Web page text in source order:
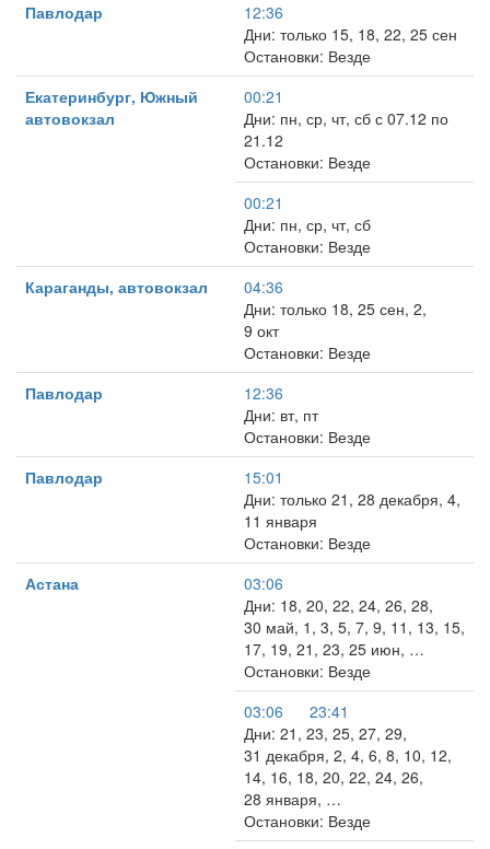
Павлодар
12:36
Дни: только 15, 18, 22, 25 сен
Остановки: Везде
Екатеринбург, Южный
автовокзал
00:21
Дни: пн, ср, чт, сб с 07.12 по
21.12
Остановки: Везде
00:21
Дни: пн, ср, чт, сб
Остановки: Везде
Караганды, автовокзал
04:36
Дни: только 18, 25 сен, 2,
9 окт
Остановки: Везде
Павлодар
12:36
Дни: вт, пт
Остановки: Везде
Павлодар
15:01
Дни: только 21, 28 декабря, 4,
11 января
Остановки: Везде
Астана
03:06
Дни: 18, 20, 22, 24, 26, 28,
30 май, 1, 3, 5, 7, 9, 11, 13, 15,
17, 19, 21, 23, 25 июн, …
Остановки: Везде
03:06
23:41
Дни: 21, 23, 25, 27, 29,
31 декабря, 2, 4, 6, 8, 10, 12,
14, 16, 18, 20, 22, 24, 26,
28 января, …
Остановки: Везде